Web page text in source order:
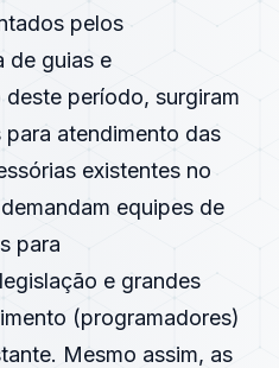
pelos
de guias e
período, surgiram
atendimento das
existentes no
equipes de
para
e grandes
(programadores)
Mesmo assim, as